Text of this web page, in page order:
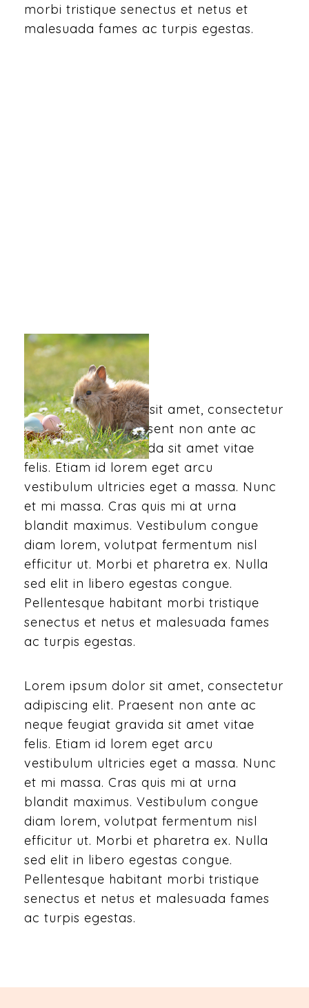
morbi tristique senectus et netus et
malesuada fames ac turpis egestas.
Hejhej
Lorem ipsum dolor sit amet, consectetur
adipiscing elit. Praesent non ante ac
neque feugiat gravida sit amet vitae
felis. Etiam id lorem eget arcu
vestibulum ultricies eget a massa. Nunc
et mi massa. Cras quis mi at urna
blandit maximus. Vestibulum congue
diam lorem, volutpat fermentum nisl
efficitur ut. Morbi et pharetra ex. Nulla
sed elit in libero egestas congue.
Pellentesque habitant morbi tristique
senectus et netus et malesuada fames
ac turpis egestas.
Lorem ipsum dolor sit amet, consectetur
adipiscing elit. Praesent non ante ac
neque feugiat gravida sit amet vitae
felis. Etiam id lorem eget arcu
vestibulum ultricies eget a massa. Nunc
et mi massa. Cras quis mi at urna
blandit maximus. Vestibulum congue
diam lorem, volutpat fermentum nisl
efficitur ut. Morbi et pharetra ex. Nulla
sed elit in libero egestas congue.
Pellentesque habitant morbi tristique
senectus et netus et malesuada fames
ac turpis egestas.